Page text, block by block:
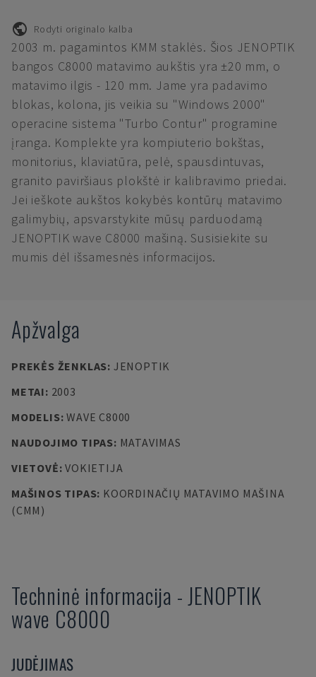
Rodyti originalo kalba
2003 m. pagamintos KMM staklės. Šios JENOPTIK
bangos C8000 matavimo aukštis yra ±20 mm, o
matavimo ilgis - 120 mm. Jame yra padavimo
blokas, kolona, jis veikia su "Windows 2000"
operacine sistema "Turbo Contur" programine
įranga. Komplekte yra kompiuterio bokštas,
monitorius, klaviatūra, pelė, spausdintuvas,
granito paviršiaus plokštė ir kalibravimo priedai.
Jei ieškote aukštos kokybės kontūrų matavimo
galimybių, apsvarstykite mūsų parduodamą
JENOPTIK wave C8000 mašiną. Susisiekite su
mumis dėl išsamesnės informacijos.
Apžvalga
PREKĖS ŽENKLAS: JENOPTIK
METAI: 2003
MODELIS:WAVE C8000
NAUDOJIMO TIPAS: MATAVIMAS
VIETOVĖ:VOKIETIJA
MAŠINOS TIPAS: KOORDINAČIŲ MATAVIMO MAŠINA
(CMM)
Techninė informacija -JENOPTIK
wave C8000
JUDĖJIMAS